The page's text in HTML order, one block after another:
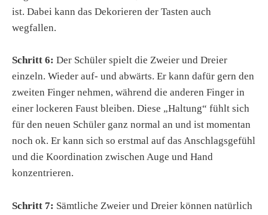
ist. Dabei kann das Dekorieren der Tasten auch
wegfallen.
Schritt 6: Der Schüler spielt die Zweier und Dreier
einzeln. Wieder auf- und abwärts. Er kann dafür gern den
zweiten Finger nehmen, während die anderen Finger in
einer lockeren Faust bleiben. Diese „Haltung“ fühlt sich
für den neuen Schüler ganz normal an und ist momentan
noch ok. Er kann sich so erstmal auf das Anschlagsgefühl
und die Koordination zwischen Auge und Hand
konzentrieren.
Schritt 7: Sämtliche Zweier und Dreier können natürlich